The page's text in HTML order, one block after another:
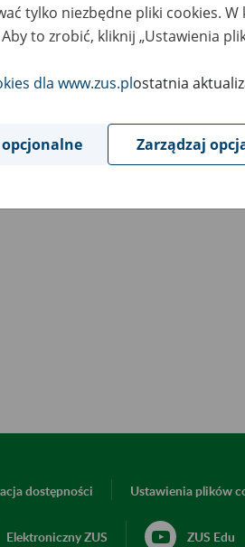
uwagi można przesyłać poprzez
Wyświetl wszystkie
dostępności Ustawienia plików
Elektroniczny ZUS ZUS Edu
tylko niezbędne pliki cookies.
to zrobić, kliknij „Ustawienia
dla www.zus.plostatnia
Zarządzaj